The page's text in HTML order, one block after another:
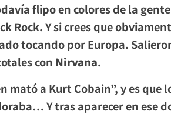
flipo en colores de la
Rock. Y si crees que
tocando por Europa.
con Nirvana.
mató a Kurt Cobain”, y es que
Y tras aparecer en ese